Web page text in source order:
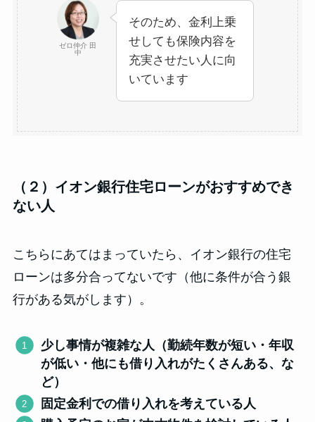
ゼロ仲介 田
中
そのため、金利上乗
せしても保険内容を
充実させたい人に向
いています
（２）イオン銀行住宅ローンがおすすめでき
ない人
こちらにあてはまっていたら、イオン銀行の住宅
ローンは多分合ってないです（他に条件が合う銀
行がある気がします）。
少し事情が複雑な人（勤続年数が短い・年収
が低い・他にも借り入れがたくさんある、な
ど）
固定金利での借り入れを考えている人